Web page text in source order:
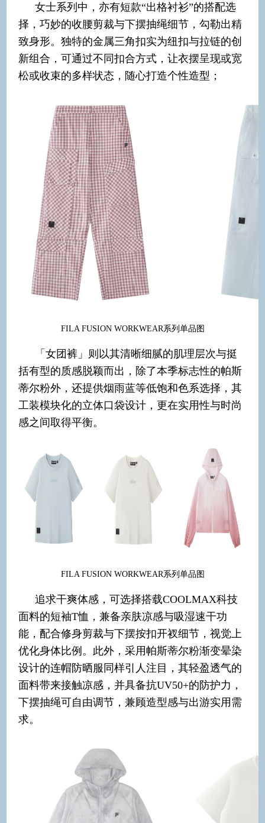
女士系列中，亦有短款“出格衬衫”的搭配选
择，巧妙的收腰剪裁与下摆抽绳细节，勾勒出精
致身形。独特的金属三角扣实为纽扣与拉链的创
新组合，可通过不同扣合方式，让衣摆呈现或宽
松或收束的多样状态，随心打造个性造型；
FILA FUSION WORKWEAR系列单品图
「女团裤」则以其清晰细腻的肌理层次与挺
括有型的质感脱颖而出，除了本季标志性的帕斯
蒂尔粉外，还提供烟雨蓝等低饱和色系选择，其
工装模块化的立体口袋设计，更在实用性与时尚
感之间取得平衡。
FILA FUSION WORKWEAR系列单品图
追求干爽体感，可选择搭载COOLMAX科技
面料的短袖T恤，兼备亲肤凉感与吸湿速干功
能，配合修身剪裁与下摆按扣开衩细节，视觉上
优化身体比例。此外，采用帕斯蒂尔粉渐变晕染
设计的连帽防晒服同样引人注目，其轻盈透气的
面料带来接触凉感，并具备抗UV50+的防护力，
下摆抽绳可自由调节，兼顾造型感与出游实用需
求。